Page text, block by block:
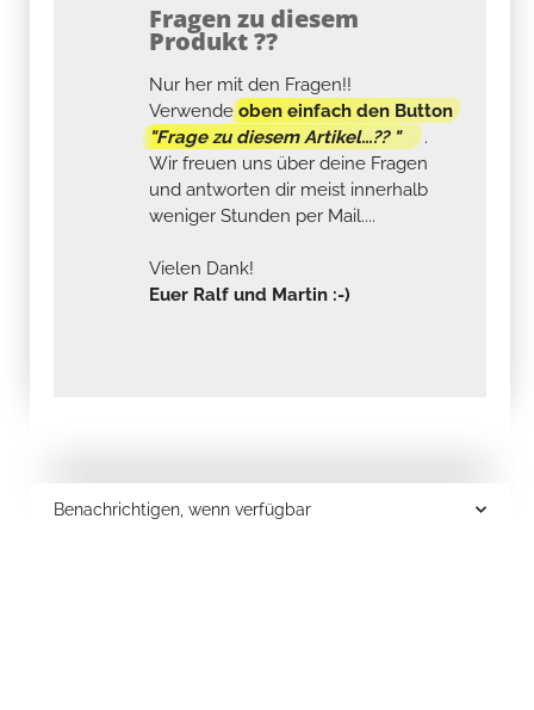
Fragen zu diesem
Produkt ??
Nur her mit den Fragen!!
Verwendeoben einfach den Button
"Frage zu diesem Artikel...?? "
.
Wir freuen uns über deine Fragen
und antworten dir meist innerhalb
weniger Stunden per Mail....
Vielen Dank!
Euer Ralf und Martin :-)
Benachrichtigen, wenn verfügbar